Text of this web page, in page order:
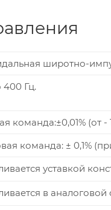
широтно-
400 Гц.
команда:±0,01% (от -
команда: ± 0,1%
уставкой
в аналоговой